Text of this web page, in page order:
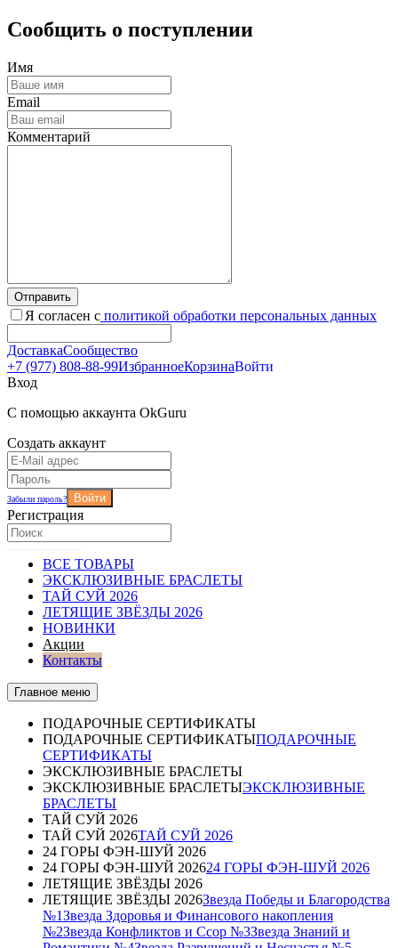
Сообщить о поступлении
Имя
Email
Комментарий
Отправить
Я согласен с политикой обработки персональных данных
ДоставкаСообщество
+7 (977) 808-88-99ИзбранноеКорзинаВойти
Вход
С помощью аккаунта OkGuru
Создать аккаунт
Забыли пароль? Войти
Регистрация
ВСЕ ТОВАРЫ
ЭКСКЛЮЗИВНЫЕ БРАСЛЕТЫ
ТАЙ СУЙ 2026
ЛЕТЯЩИЕ ЗВЁЗДЫ 2026
НОВИНКИ
Акции
Контакты
Главное меню
ПОДАРОЧНЫЕ СЕРТИФИКАТЫ
ПОДАРОЧНЫЕ СЕРТИФИКАТЫПОДАРОЧНЫЕ
СЕРТИФИКАТЫ
ЭКСКЛЮЗИВНЫЕ БРАСЛЕТЫ
ЭКСКЛЮЗИВНЫЕ БРАСЛЕТЫЭКСКЛЮЗИВНЫЕ
БРАСЛЕТЫ
ТАЙ СУЙ 2026
ТАЙ СУЙ 2026ТАЙ СУЙ 2026
24 ГОРЫ ФЭН-ШУЙ 2026
24 ГОРЫ ФЭН-ШУЙ 202624 ГОРЫ ФЭН-ШУЙ 2026
ЛЕТЯЩИЕ ЗВЁЗДЫ 2026
ЛЕТЯЩИЕ ЗВЁЗДЫ 2026Звезда Победы и Благородства
№1Звезда Здоровья и Финансового накопления
№2Звезда Конфликтов и Ссор №3Звезда Знаний и